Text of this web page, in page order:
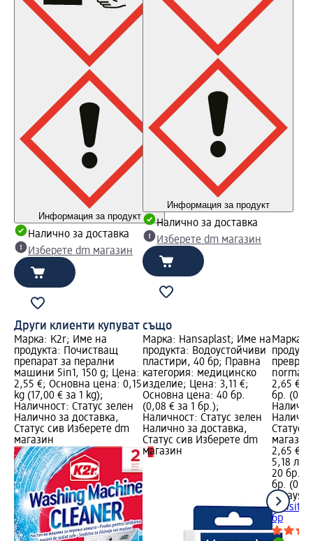
Информация за продукт
Налично за доставка
Изберете dm магазин
Информация за продукт
Налично за доставка
Изберете dm магазин
Други клиенти купуват също
Марка: K2r; Име на
продукта: Почистващ
препарат за перални
машини 5in1, 150 g; Цена:
2,55 €; Основна цена: 0,15
kg (17,00 € за 1 kg);
Наличност: Статус зелен
Налично за доставка,
Статус сив Изберете dm
магазин
Марка: Hansaplast; Име на
продукта: Водоустойчиви
пластири, 40 бр; Правна
категория: медицинско
изделие; Цена: 3,11 €;
Основна цена: 40 бр.
(0,08 € за 1 бр.);
Наличност: Статус зелен
Налично за доставка,
Статус сив Изберете dm
магазин
Марка:
normal
2,65 €;
бр.
Статус
магазин
2,65 €
5,18 лв.
20 бр.
бр.
always
бр